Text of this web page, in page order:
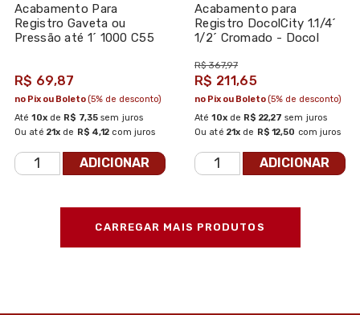
Acabamento Para
Registro Gaveta ou
Pressão até 1´ 1000 C55
R$ 69,87
Até10xde R$ 7,35 sem juros
Ou até 21x de R$ 4,12 com juros
no Pix ou Boleto(5% de desconto)
ADICIONAR
Acabamento para
Registro DocolCity 1.1/4´
1/2´ Cromado - Docol
R$ 367,97
R$ 211,65
Até10xde R$ 22,27 sem juros
Ou até 21x de R$ 12,50 com juros
no Pix ou Boleto(5% de desconto)
ADICIONAR
CARREGAR MAIS PRODUTOS